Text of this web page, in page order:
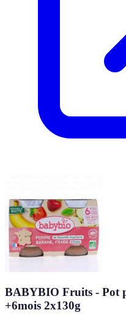
BABYBIO Fruits - Pot
+6mois 2x130g